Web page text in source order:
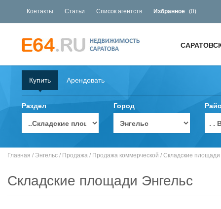
Контакты Статьи Список агентств Избранное (0)
Купить Арендовать
Раздел Город
. .
Главная / Энгельс / Продажа / Продажа коммерческой / Складские площади
Складские площади Энгельс